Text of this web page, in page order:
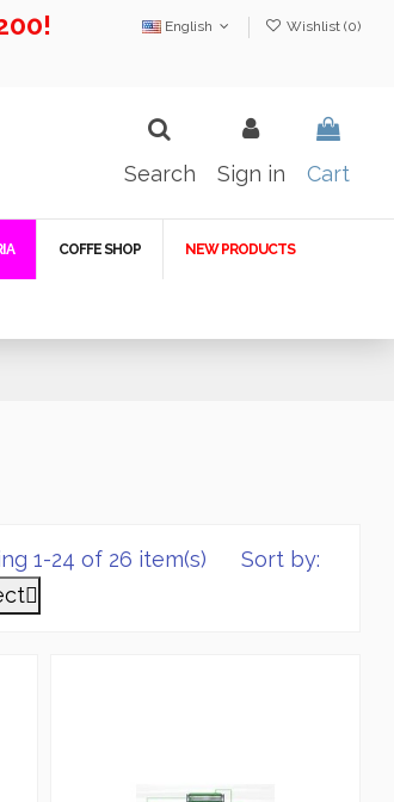
English Wishlist (0)
Search Sign in Cart
COFFE SHOP NEW PRODUCTS
1-24 of 26 item(s)
Sort by:
